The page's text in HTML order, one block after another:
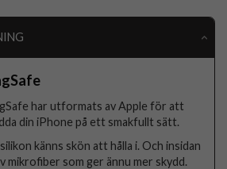
har utformats av Apple för att
din iPhone på ett smakfullt sätt.
känns skön att hålla i. Och insidan
mikrofiber som ger ännu mer skydd.